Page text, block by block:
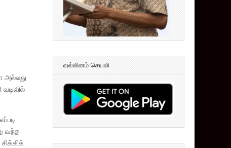
அல்லது
வந்த
வல்லினம் செயலி